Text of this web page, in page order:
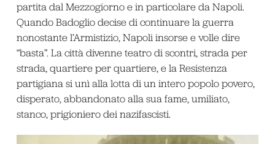
partita dal Mezzogiorno e in particolare da Napoli.
Quando Badoglio decise di continuare la guerra
nonostante l’Armistizio, Napoli insorse e volle dire
“basta”. La città divenne teatro di scontri, strada per
strada, quartiere per quartiere, e la Resistenza
partigiana si unì alla lotta di un intero popolo povero,
disperato, abbandonato alla sua fame, umiliato,
stanco, prigioniero dei nazifascisti.